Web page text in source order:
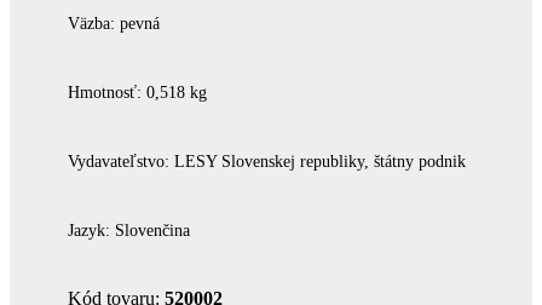
Väzba: pevná
Hmotnosť: 0,518 kg
Vydavateľstvo: LESY Slovenskej republiky, štátny podnik
Jazyk: Slovenčina
Kód tovaru: 520002